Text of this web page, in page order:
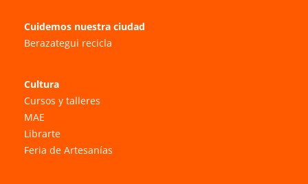
Cuidemos nuestra ciudad
Berazategui recicla
Cultura
Cursos y talleres
MAE
Librarte
Feria de Artesanías